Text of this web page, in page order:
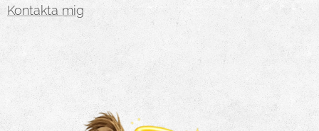
Kontakta mig